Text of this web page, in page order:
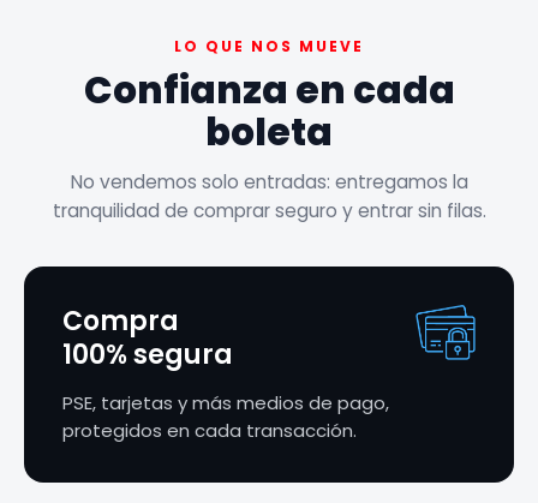
LO QUE NOS MUEVE
Confianza en cada
boleta
No vendemos solo entradas: entregamos la
tranquilidad de comprar seguro y entrar sin filas.
Compra
100% segura
PSE, tarjetas y más medios de pago,
protegidos en cada transacción.